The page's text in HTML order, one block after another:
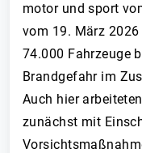
motor und sport
vom 19. März
74.000 Fahrzeuge
Brandgefahr im
Auch hier
zunächst mit